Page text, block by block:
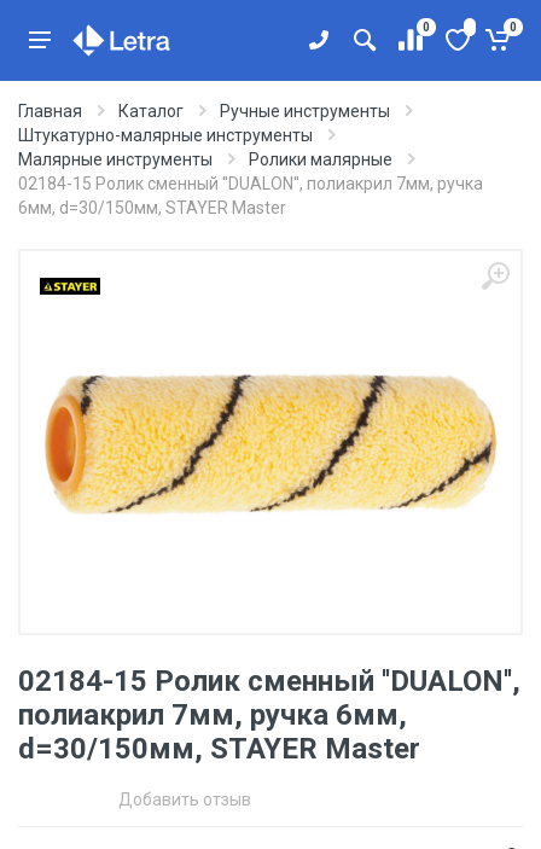
0 0
Главная Каталог
Ручные инструменты
Штукатурно-малярные инструменты
Малярные инструменты
Ролики малярные
02184-15 Ролик сменный ''DUALON'', полиакрил 7мм, ручка
6мм, d=30/150мм, STAYER Master
02184-15 Ролик сменный ''DUALON'',
полиакрил 7мм, ручка 6мм,
d=30/150мм, STAYER Master
Добавить отзыв